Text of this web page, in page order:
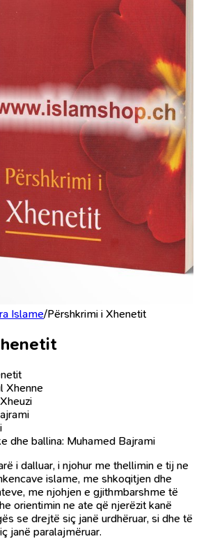
Islame/Përshkrimi i Xhenetit
Xhenne
dhe ballina: Muhamed Bajrami
i dalluar, i njohur me thellimin e tij ne
islame, me shkoqitjen dhe
me njohjen e gjithmbarshme të
orientimin ne ate që njerëzit kanë
se drejtë siç janë urdhëruar, si dhe të
janë paralajmëruar.